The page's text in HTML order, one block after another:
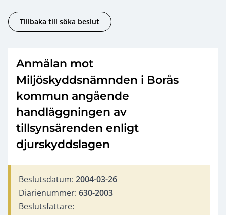
Tillbaka till söka beslut
Anmälan mot
Miljöskyddsnämnden i Borås
kommun angående
handläggningen av
tillsynsärenden enligt
djurskyddslagen
Beslutsdatum: 2004-03-26
Diarienummer: 630-2003
Beslutsfattare: